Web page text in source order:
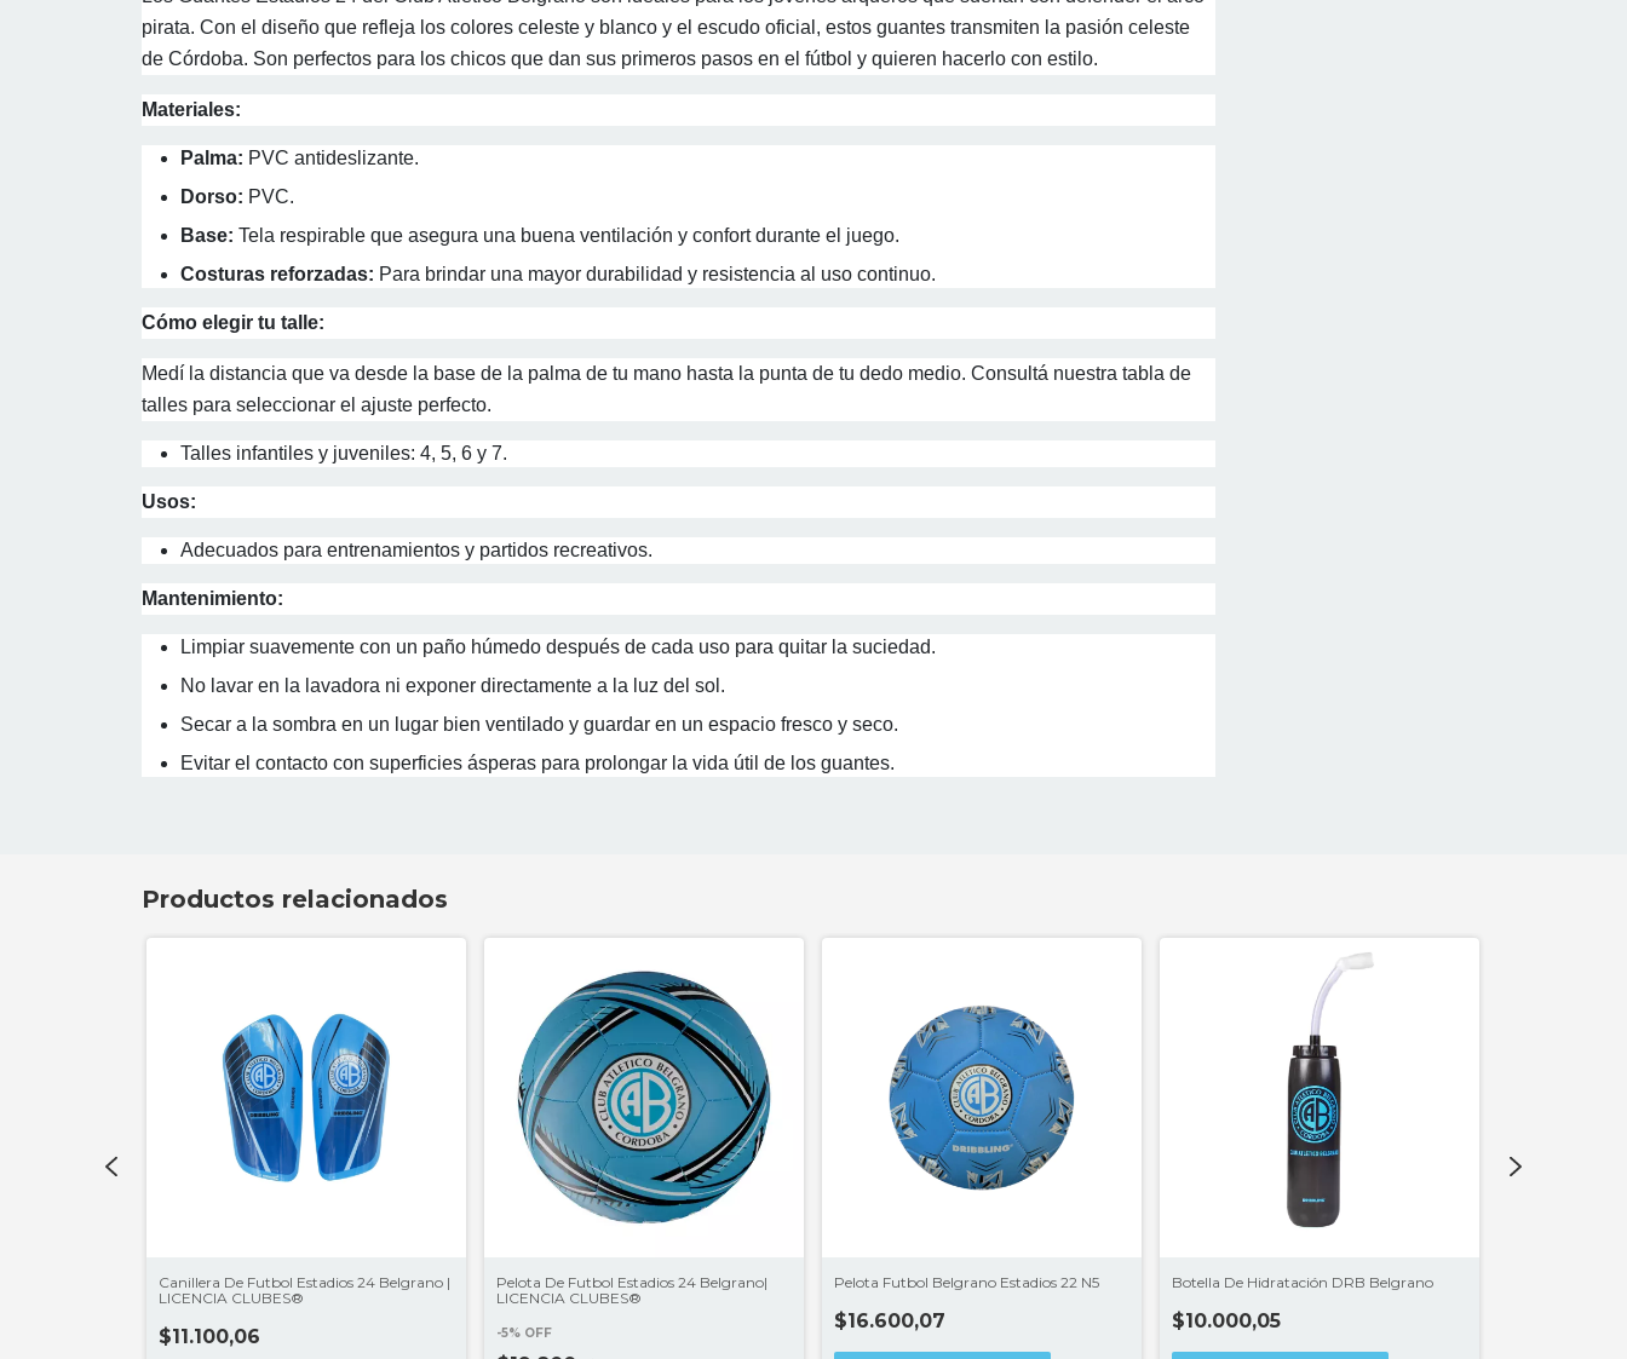
pirata. Con el diseño que refleja los colores celeste y blanco y el escudo oficial, estos guantes transmiten la pasión celeste
de Córdoba. Son perfectos para los chicos que dan sus primeros pasos en el fútbol y quieren hacerlo con estilo.
Materiales:
Palma: PVC antideslizante.
Dorso: PVC.
Base: Tela respirable que asegura una buena ventilación y confort durante el juego.
Costuras reforzadas: Para brindar una mayor durabilidad y resistencia al uso continuo.
Cómo elegir tu talle:
Medí la distancia que va desde la base de la palma de tu mano hasta la punta de tu dedo medio. Consultá nuestra tabla de
talles para seleccionar el ajuste perfecto.
Talles infantiles y juveniles: 4, 5, 6 y 7.
Usos:
Adecuados para entrenamientos y partidos recreativos.
Mantenimiento:
Limpiar suavemente con un paño húmedo después de cada uso para quitar la suciedad.
No lavar en la lavadora ni exponer directamente a la luz del sol.
Secar a la sombra en un lugar bien ventilado y guardar en un espacio fresco y seco.
Evitar el contacto con superficies ásperas para prolongar la vida útil de los guantes.
Productos relacionados
Canillera De Futbol Estadios 24 Belgrano |
LICENCIA CLUBES®
$11.100,06
Pelota De Futbol Estadios 24 Belgrano|
LICENCIA CLUBES®
-5% OFF
Pelota Futbol Belgrano Estadios 22 N5
$16.600,07
Botella De Hidratación DRB Belgrano
$10.000,05